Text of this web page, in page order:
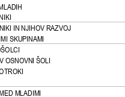
IN NJIHOV RAZVOJ
SKUPINAMI
OSNOVNI ŠOLI
MLADIMI